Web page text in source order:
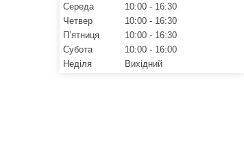
Середа
10:00
16:30
Четвер
10:00
16:30
Пʼятниця
10:00
16:30
Субота
10:00
16:00
Неділя
Вихідний